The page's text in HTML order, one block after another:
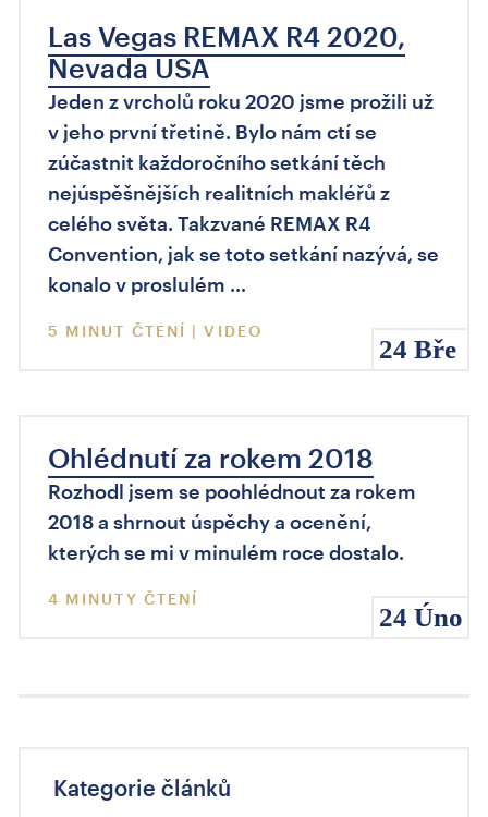
24 Bře
Las Vegas REMAX R4 2020,
Nevada USA
Jeden z vrcholů roku 2020 jsme prožili už
v jeho první třetině. Bylo nám ctí se
zúčastnit každoročního setkání těch
nejúspěšnějších realitních makléřů z
celého světa. Takzvané REMAX R4
Convention, jak se toto setkání nazývá, se
konalo v proslulém …
5 MINUT ČTENÍ | VIDEO
24 Úno
Ohlédnutí za rokem 2018
Rozhodl jsem se poohlédnout za rokem
2018 a shrnout úspěchy a ocenění,
kterých se mi v minulém roce dostalo.
4 MINUTY ČTENÍ
Kategorie článků